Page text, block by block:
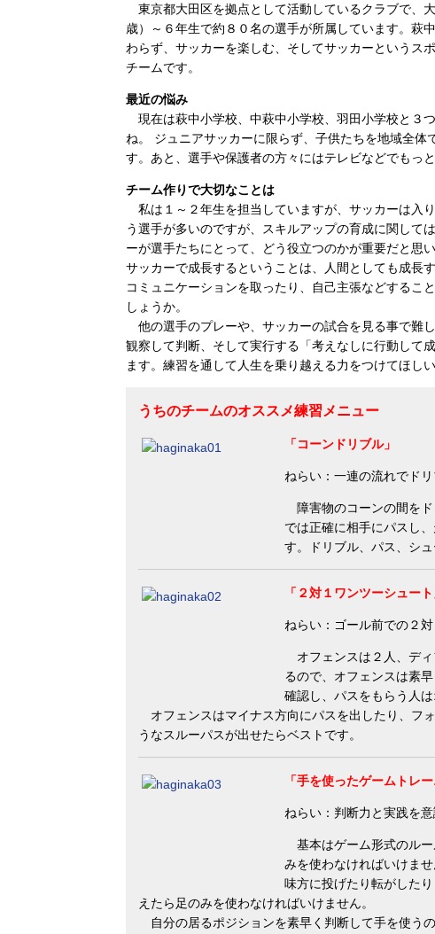
東京都大田区を拠点として活動しているクラブで、
歳）～６年生で約８０名の選手が所属しています。萩
わらず、サッカーを楽しむ、そしてサッカーというス
チームです。
最近の悩み
現在は萩中小学校、中萩中小学校、羽田小学校と３
ね。 ジュニアサッカーに限らず、子供たちを地域全
す。あと、選手や保護者の方々にはテレビなどでもっ
チーム作りで大切なことは
私は１～２年生を担当していますが、サッカーは入
う選手が多いのですが、スキルアップの育成に関して
ーが選手たちにとって、どう役立つのかが重要だと思い
サッカーで成長するということは、人間としても成長
コミュニケーションを取ったり、自己主張などするこ
しょうか。
他の選手のプレーや、サッカーの試合を見る事で難
観察して判断、そして実行する「考えなしに行動して
ます。練習を通して人生を乗り越える力をつけてほしい
うちのチームのオススメ練習メニュー
「コーンドリブル」
ねらい：一連の流れでド
障害物のコーンの間をド
では正確に相手にパスし
す。ドリブル、パス、シ
「２対１ワンツーシュート
ねらい：ゴール前での２
オフェンスは２人、ディ
るので、オフェンスは素
確認し、パスをもらう人
オフェンスはマイナス方向にパスを出したり、フ
うなスルーパスが出せたらベストです。
「手を使ったゲームトレー
ねらい：判断力と実践を
基本はゲーム形式のルー
みを使わなければいけま
味方に投げたり転がした
えたら足のみを使わなければいけません。
自分の居るポジションを素早く判断して手を使う